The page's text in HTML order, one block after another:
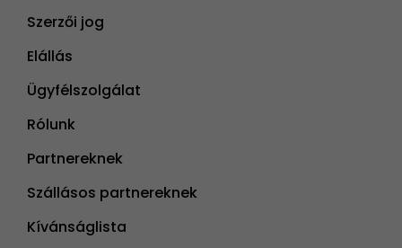
Szerzői jog
Elállás
Ügyfélszolgálat
Rólunk
Partnereknek
Szállásos partnereknek
Kívánságlista